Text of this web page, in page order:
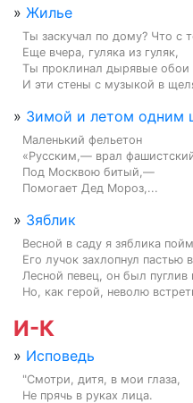
» Жилье
Ты заскучал по дому? Что с
Еще вчера, гуляка из гуляк,
Ты проклинал дырявые обои
И эти стены с музыкой в
» Зимой и летом одним
Маленький фельетон
«Русским,— врал
Под Москвою битый,—
Помогает Дед Мороз,...
» Зяблик
Весной в саду я зяблика
Его лучок захлопнул пастью
Лесной певец, он был пуглив
Но, как герой, неволю
И-К
» Исповедь
"Смотри, дитя, в мои глаза,
Не прячь в руках лица.